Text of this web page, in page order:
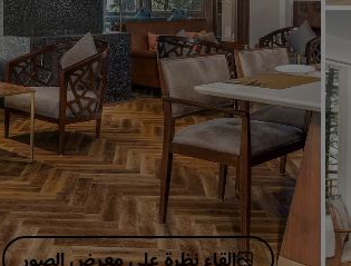
إلقاء نظرة على معرض الصور